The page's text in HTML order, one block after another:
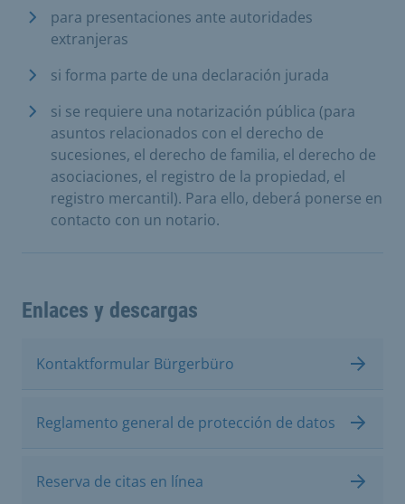
para presentaciones ante autoridades
extranjeras
si forma parte de una declaración jurada
si se requiere una notarización pública (para
asuntos relacionados con el derecho de
sucesiones, el derecho de familia, el derecho de
asociaciones, el registro de la propiedad, el
registro mercantil). Para ello, deberá ponerse en
contacto con un notario.
Enlaces y descargas
Kontaktformular Bürgerbüro
Reglamento general de protección de datos
Reserva de citas en línea